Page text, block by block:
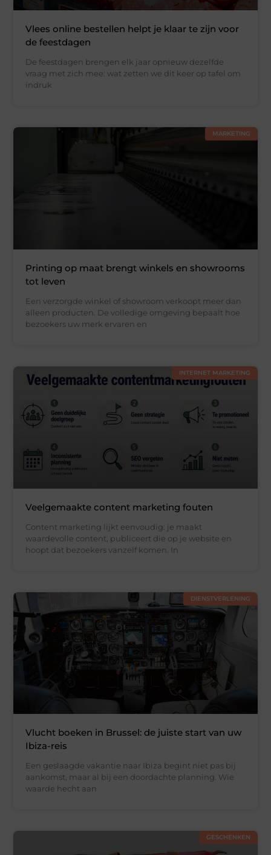
Vlees online bestellen helpt je klaar te zijn voor
de feestdagen
De feestdagen brengen elk jaar opnieuw dezelfde
vraag met zich mee: wat zetten we dit keer op tafel om
indruk
MARKETING
Printing op maat brengt winkels en showrooms
tot leven
Een verzorgde winkel of showroom verkoopt meer dan
alleen producten. De volledige omgeving bepaalt hoe
bezoekers uw merk ervaren en
INTERNET MARKETING
Veelgemaakte content marketing fouten
Content marketing lijkt eenvoudig: je maakt
waardevolle content, publiceert die op je website en
hoopt dat bezoekers vanzelf komen. In
DIENSTVERLENING
Vlucht boeken in Brussel: de juiste start van uw
Ibiza-reis
Een geslaagde vakantie naar Ibiza begint niet pas bij
aankomst, maar al bij een doordachte planning. Wie
waarde hecht aan
GESCHENKEN